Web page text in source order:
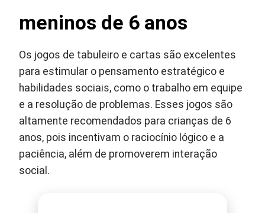
meninos de 6 anos
Os jogos de tabuleiro e cartas são excelentes
para estimular o pensamento estratégico e
habilidades sociais, como o trabalho em equipe
e a resolução de problemas. Esses jogos são
altamente recomendados para crianças de 6
anos, pois incentivam o raciocínio lógico e a
paciência, além de promoverem interação
social.